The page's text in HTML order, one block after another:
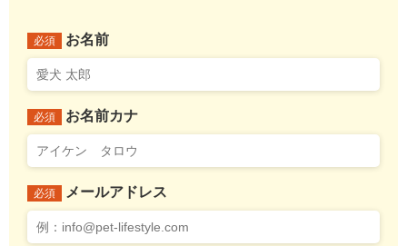
必須 お名前
必須 お名前カナ
必須 メールアドレス